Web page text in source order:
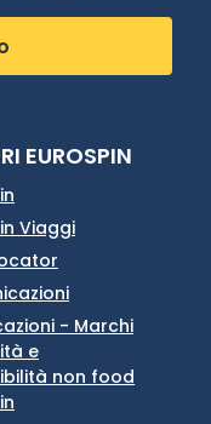
EUROSPIN
Viaggi
- Marchi
e
non food